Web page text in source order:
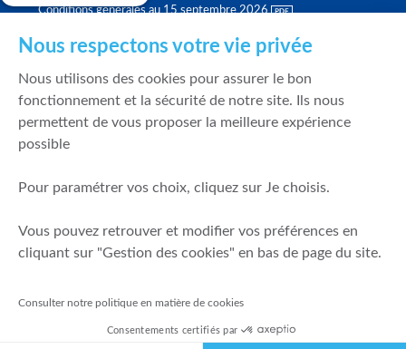
Conditions générales au 15 septembre 2026
Politique de meilleure sélection
Politique de durabilité
Fonds de garantie des dépôts et de résolution
Mentions légales
Prévention de la fraude
Politique de gestion des conflits d'intérêts
Nous respectons votre vie privée
Nous utilisons des cookies pour assurer le bon
fonctionnement et la sécurité de notre site. Ils nous
permettent de vous proposer la meilleure expérience
possible
Pour paramétrer vos choix, cliquez sur Je choisis.
Vous pouvez retrouver et modifier vos préférences en
cliquant sur "Gestion des cookies" en bas de page du site.
Consulter notre politique en matière de cookies
Consentements certifiés par